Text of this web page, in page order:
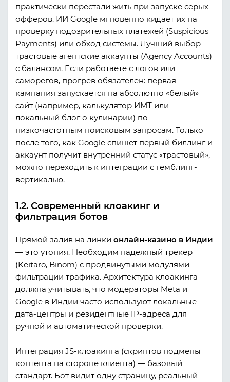
практически перестали жить при запуске серых
офферов. ИИ Google мгновенно кидает их на
проверку подозрительных платежей (Suspicious
Payments) или обход системы. Лучший выбор —
трастовые агентские аккаунты (Agency Accounts)
с балансом. Если работаете с логов или
саморегов, прогрев обязателен: первая
кампания запускается на абсолютно «белый»
сайт (например, калькулятор ИМТ или
локальный блог о кулинарии) по
низкочастотным поисковым запросам. Только
после того, как Google спишет первый биллинг и
аккаунт получит внутренний статус «трастовый»,
можно переходить к интеграции с гемблинг-
вертикалью.
1.2. Современный клоакинг и
фильтрация ботов
Прямой залив на линки онлайн-казино в Индии
— это утопия. Необходим надежный трекер
(Keitaro, Binom) с продвинутыми модулями
фильтрации трафика. Архитектура клоакинга
должна учитывать, что модераторы Meta и
Google в Индии часто используют локальные
дата-центры и резидентные IP-адреса для
ручной и автоматической проверки.
Интеграция JS-клоакинга (скриптов подмены
контента на стороне клиента) — базовый
стандарт. Бот видит одну страницу, реальный